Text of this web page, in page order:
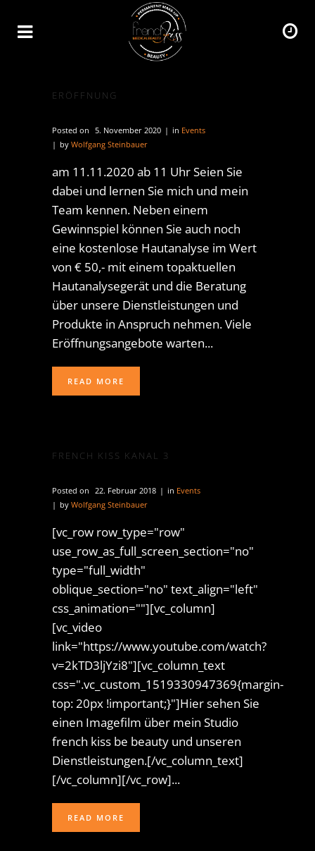
ERÖFFNUNG
Posted on 5. November 2020 in Events
by Wolfgang Steinbauer
am 11.11.2020 ab 11 Uhr Seien Sie
dabei und lernen Sie mich und mein
Team kennen. Neben einem
Gewinnspiel können Sie auch noch
eine kostenlose Hautanalyse im Wert
von € 50,- mit einem topaktuellen
Hautanalysegerät und die Beratung
über unsere Dienstleistungen und
Produkte in Anspruch nehmen. Viele
Eröffnungsangebote warten...
READ MORE
FRENCH KISS KANAL 3
Posted on 22. Februar 2018 in Events
by Wolfgang Steinbauer
[vc_row row_type="row"
use_row_as_full_screen_section="no"
type="full_width"
oblique_section="no" text_align="left"
css_animation=""][vc_column]
[vc_video
link="https://www.youtube.com/watch?
v=2kTD3ljYzi8"][vc_column_text
css=".vc_custom_1519330947369{margin-
top: 20px !important;}"]Hier sehen Sie
einen Imagefilm über mein Studio
french kiss be beauty und unseren
Dienstleistungen.[/vc_column_text]
[/vc_column][/vc_row]...
READ MORE